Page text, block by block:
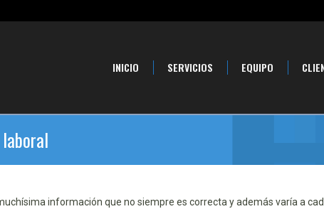
INICIO SERVICIOS EQUIPO
información que no siempre es correcta y además varía a